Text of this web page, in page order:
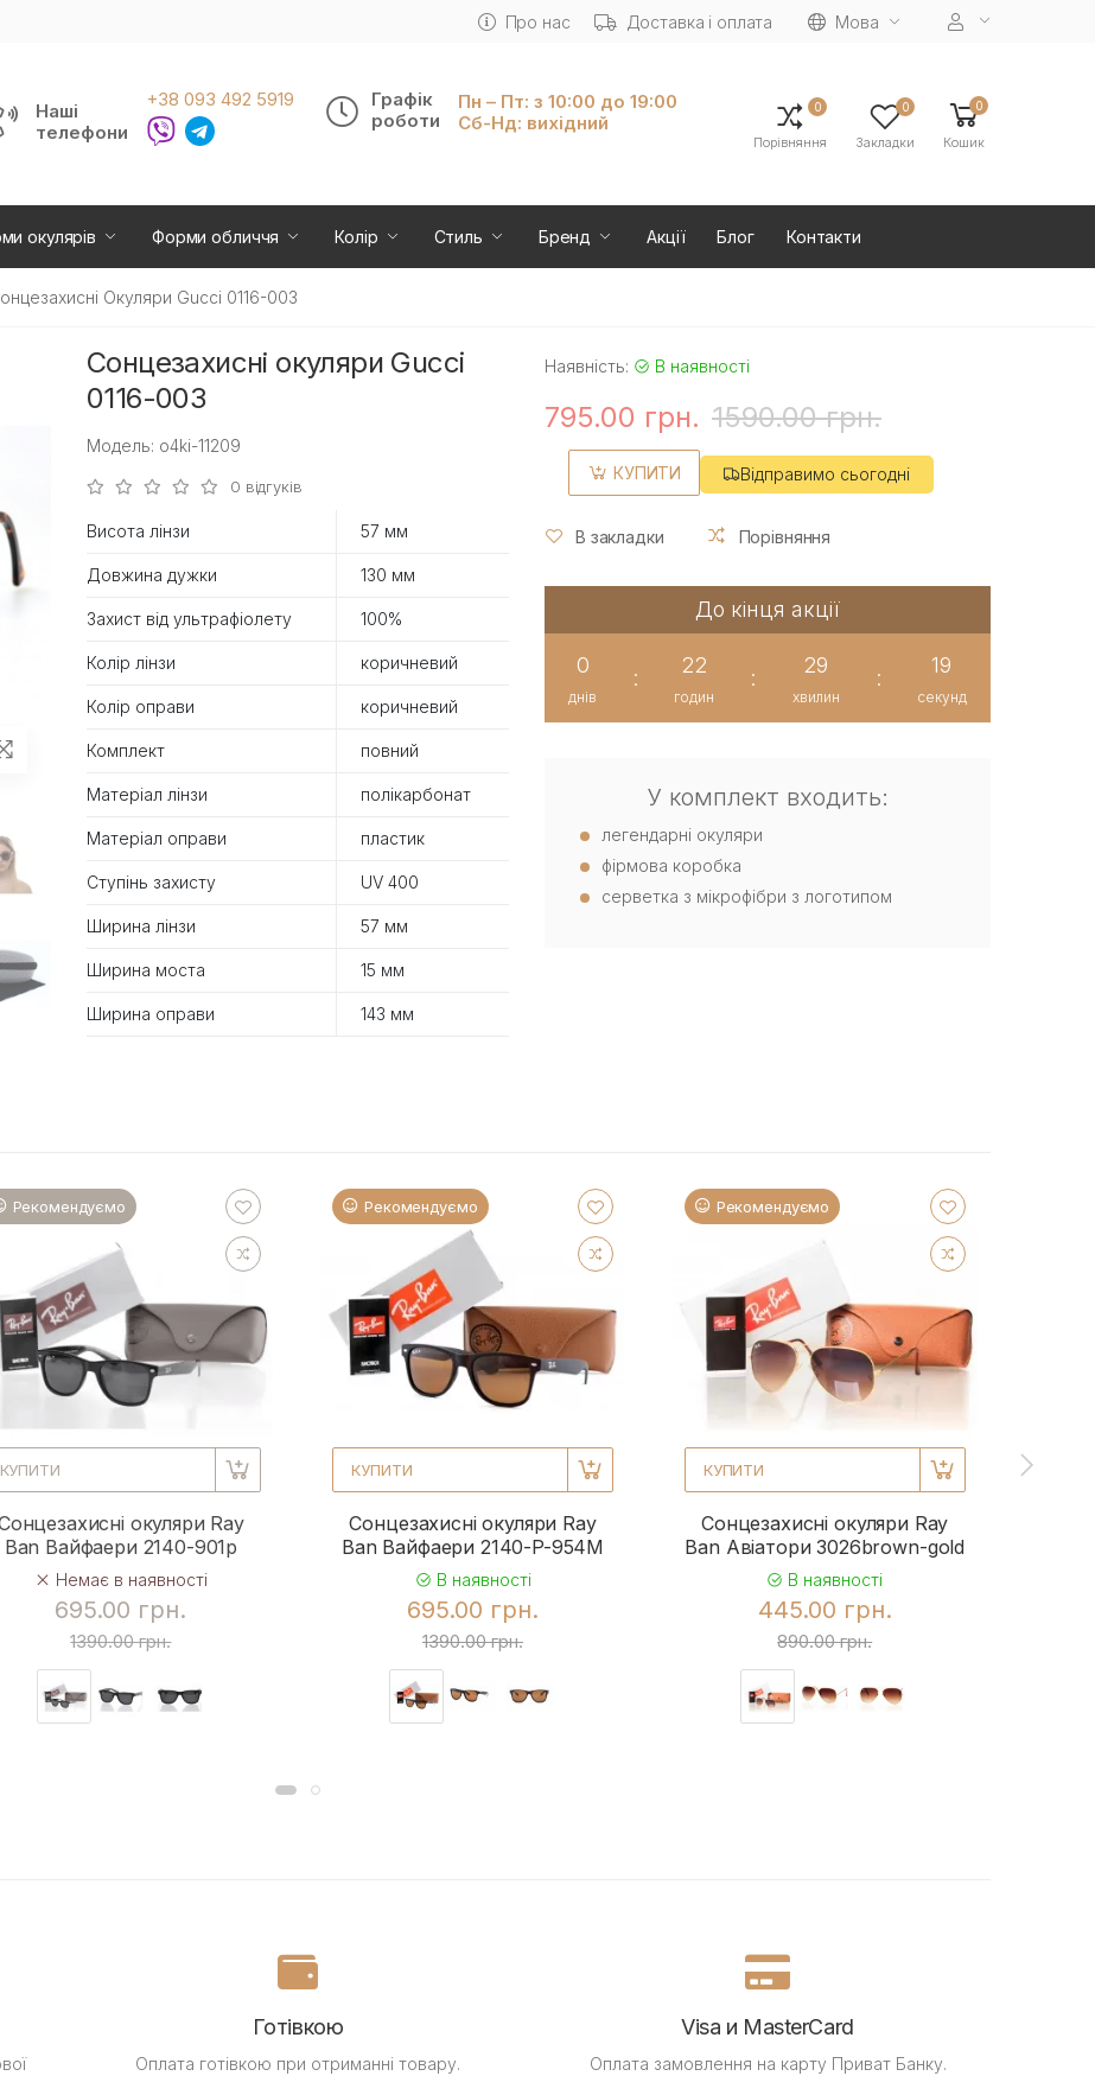
Про нас Доставка і оплата Мова
Наші
телефони
+38 093 492 5919
Графік
роботи
Пн – Пт: з 10:00 до 19:00
Сб-Нд: вихідний
0
Порівняння
0
Закладки
0
Кошик
окулярів Форми обличчя Колір Стиль Бренд Акції Блог Контакти
Окуляри Gucci 0116-003
Сонцезахисні окуляри Gucci
0116-003
Модель: o4ki-11209
0 відгуків
Висота лінзи 57 мм
Довжина дужки 130 мм
Захист від ультрафіолету 100%
Колір лінзи коричневий
Колір оправи коричневий
Комплект повний
Матеріал лінзи полікарбонат
Матеріал оправи пластик
Ступінь захисту UV 400
Ширина лінзи 57 мм
Ширина моста 15 мм
Ширина оправи 143 мм
Наявність: В наявності
795.00 грн. 1590.00 грн.
КУПИТИ Відправимо сьогодні
В закладки Порівняння
До кінця акції
0
днів
:
22
годин
:
29
хвилин
:
18
секунд
У комплект входить:
легендарні окуляри
фірмова коробка
серветка з мікрофібри з логотипом
Рекомендуємо
КУПИТИ
окуляри Ray
Ban Вайфаери 2140-901p
Немає в наявності
695.00 грн.
1390.00 грн.
Рекомендуємо
КУПИТИ
Сонцезахисні окуляри Ray
Ban Вайфаери 2140-P-954M
В наявності
695.00 грн.
1390.00 грн.
Рекомендуємо
КУПИТИ
Сонцезахисні окуляри Ray
Ban Авіатори 3026brown-gold
В наявності
445.00 грн.
890.00 грн.
Готівкою
Оплата готівкою при отриманні товару.
Visa и MasterCard
Оплата замовлення на карту Приват Банку.